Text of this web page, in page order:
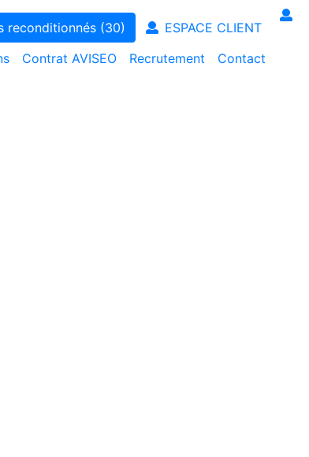
juste & transparente
reconditionnés (30)
ESPACE CLIENT
Contrat AVISEO Recrutement Contact